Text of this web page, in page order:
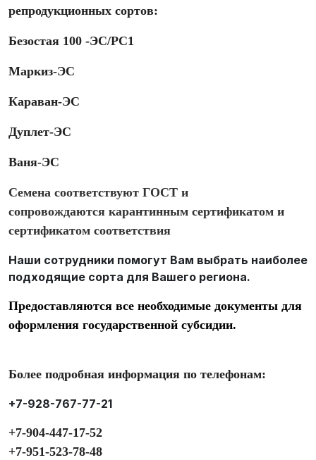
репродукционных сортов:
Безостая 100 -ЭС/РС1
Маркиз-ЭС
Караван-ЭС
Дуплет-ЭС
Ваня-ЭС
Семена соответствуют ГОСТ и
сопровождаются карантинным сертификатом и
сертификатом соответствия
Наши сотрудники помогут Вам выбрать наиболее
подходящие сорта для Вашего региона.
Предоставляются все необходимые документы для
оформления государственной субсидии.
Более подробная информация по телефонам:
+7-928-767-77-21
+7-904-447-17-52
+7-951-523-78-48